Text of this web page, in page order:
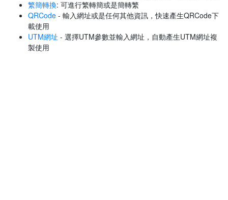
繁簡轉換: 可進行繁轉簡或是簡轉繁
QRCode - 輸入網址或是任何其他資訊，快速產生QRCode下
載使用
UTM網址 - 選擇UTM參數並輸入網址，自動產生UTM網址複
製使用